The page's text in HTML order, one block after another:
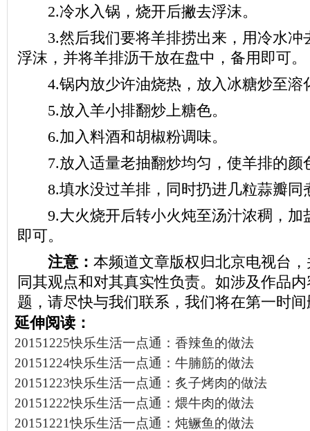
2.冷水入锅，烧开后撇去浮沫。
3.然后我们要将羊排捞出来，用冷水冲
浮沫，并将羊排沥干放在盘中，备用即可。
4.锅内放少许油烧热，放入冰糖炒至溶
5.放入羊小排翻炒上糖色。
6.加入料酒和胡椒粉调味。
7.放入适量老抽翻炒均匀，使羊排的颜
8.填水没过羊排，同时扔进几粒蒜瓣同
9.大火烧开后转小火炖至汤汁浓稠，加
即可。
注意： 本频道文章版权归北京电视台
同其观点和对其真实性负责。如涉及作品
题，请尽快与我们联系，我们将在第一时
延伸阅读：
20151225快乐生活一点通：香辣鱼的做法
20151224快乐生活一点通：牛腩筋的做法
20151223快乐生活一点通：炙子烤肉的做法
20151222快乐生活一点通：煨牛肉的做法
20151221快乐生活一点通：炖鳜鱼的做法